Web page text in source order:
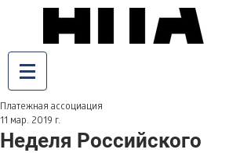
Неделя Российского
Платежная ассоциация
11 мар. 2019 г.